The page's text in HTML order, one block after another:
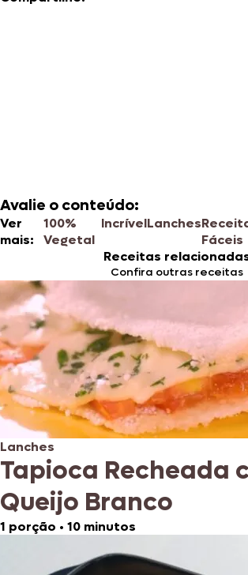
Avalie o conteúdo:
Ver
mais:
100%
Vegetal
IncrívelLanches
Fáceis
Receitas
Confira outras receitas
Lanches
Tapioca Recheada
Queijo Branco
1 porção • 10 minutos